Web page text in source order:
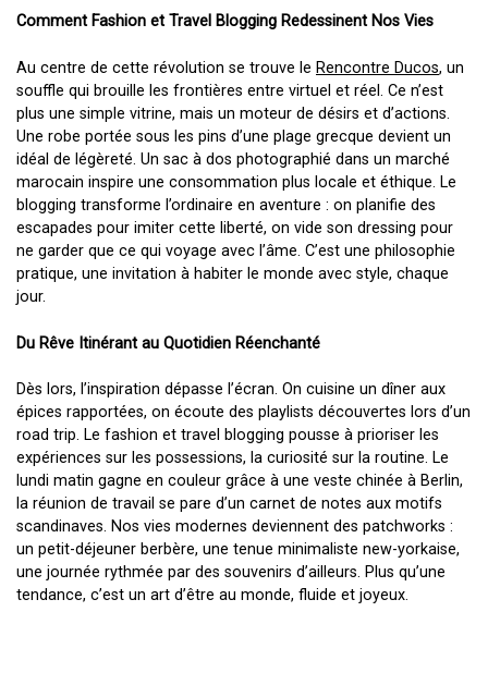
Comment Fashion et Travel Blogging Redessinent Nos Vies
Au centre de cette révolution se trouve le Rencontre Ducos, un
souffle qui brouille les frontières entre virtuel et réel. Ce n’est
plus une simple vitrine, mais un moteur de désirs et d’actions.
Une robe portée sous les pins d’une plage grecque devient un
idéal de légèreté. Un sac à dos photographié dans un marché
marocain inspire une consommation plus locale et éthique. Le
blogging transforme l’ordinaire en aventure : on planifie des
escapades pour imiter cette liberté, on vide son dressing pour
ne garder que ce qui voyage avec l’âme. C’est une philosophie
pratique, une invitation à habiter le monde avec style, chaque
jour.
Du Rêve Itinérant au Quotidien Réenchanté
Dès lors, l’inspiration dépasse l’écran. On cuisine un dîner aux
épices rapportées, on écoute des playlists découvertes lors d’un
road trip. Le fashion et travel blogging pousse à prioriser les
expériences sur les possessions, la curiosité sur la routine. Le
lundi matin gagne en couleur grâce à une veste chinée à Berlin,
la réunion de travail se pare d’un carnet de notes aux motifs
scandinaves. Nos vies modernes deviennent des patchworks :
un petit-déjeuner berbère, une tenue minimaliste new-yorkaise,
une journée rythmée par des souvenirs d’ailleurs. Plus qu’une
tendance, c’est un art d’être au monde, fluide et joyeux.